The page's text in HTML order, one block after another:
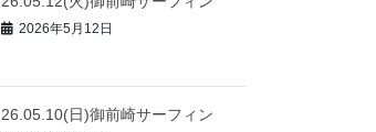
2026年5月12日
26.05.10(日)御前崎サーフィン